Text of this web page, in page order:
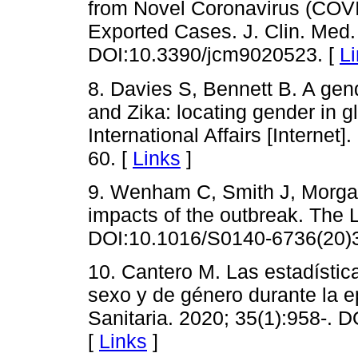
from Novel Coronavirus
Exported Cases. J. Clin.
DOI:10.3390/jcm9020523. [
8. Davies S, Bennett B. A
and Zika: locating gender in
International Affairs
60. [ Links ]
9. Wenham C, Smith J,
impacts of the outbreak. The
DOI:10.1016/S0140-
10. Cantero M. Las
sexo y de género durante la
Sanitaria. 2020; 35(1):958-.
[ Links ]